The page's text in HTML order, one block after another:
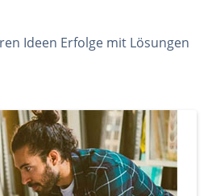
Ideen Erfolge mit Lösungen